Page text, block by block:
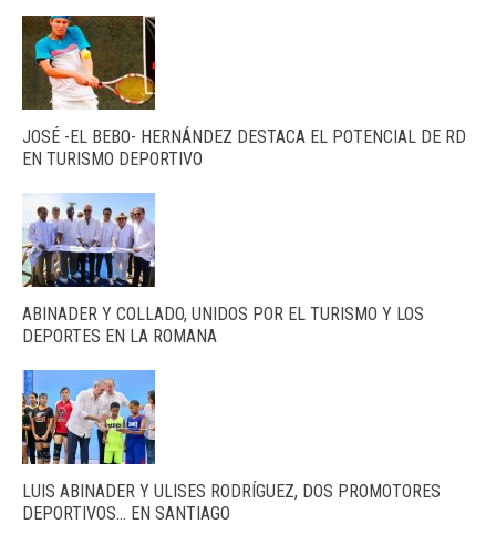
JOSÉ -EL BEBO- HERNÁNDEZ DESTACA EL POTENCIAL DE RD
EN TURISMO DEPORTIVO
ABINADER Y COLLADO, UNIDOS POR EL TURISMO Y LOS
DEPORTES EN LA ROMANA
LUIS ABINADER Y ULISES RODRÍGUEZ, DOS PROMOTORES
DEPORTIVOS… EN SANTIAGO